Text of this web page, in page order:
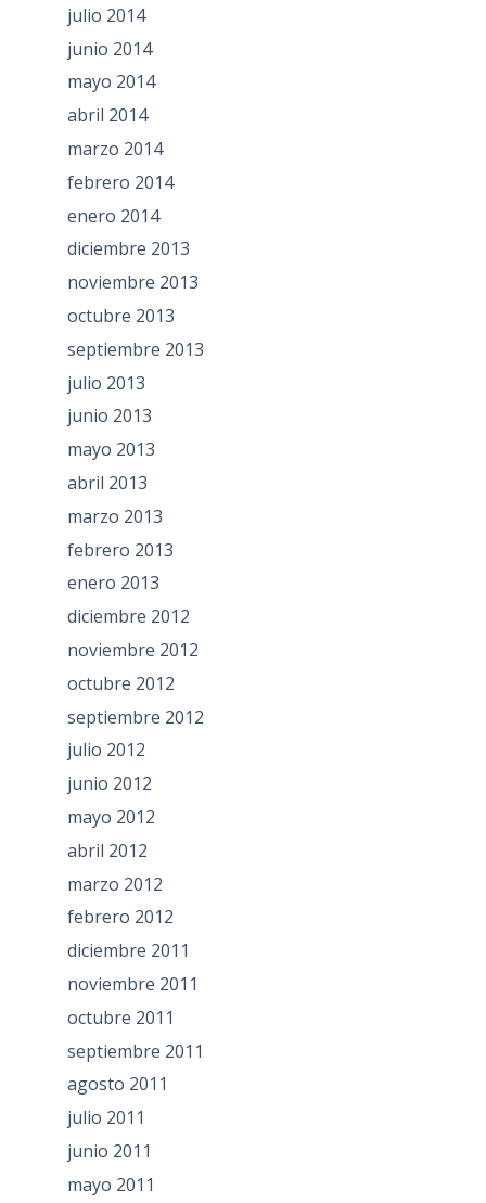
julio 2014
junio 2014
mayo 2014
abril 2014
marzo 2014
febrero 2014
enero 2014
diciembre 2013
noviembre 2013
octubre 2013
septiembre 2013
julio 2013
junio 2013
mayo 2013
abril 2013
marzo 2013
febrero 2013
enero 2013
diciembre 2012
noviembre 2012
octubre 2012
septiembre 2012
julio 2012
junio 2012
mayo 2012
abril 2012
marzo 2012
febrero 2012
diciembre 2011
noviembre 2011
octubre 2011
septiembre 2011
agosto 2011
julio 2011
junio 2011
mayo 2011